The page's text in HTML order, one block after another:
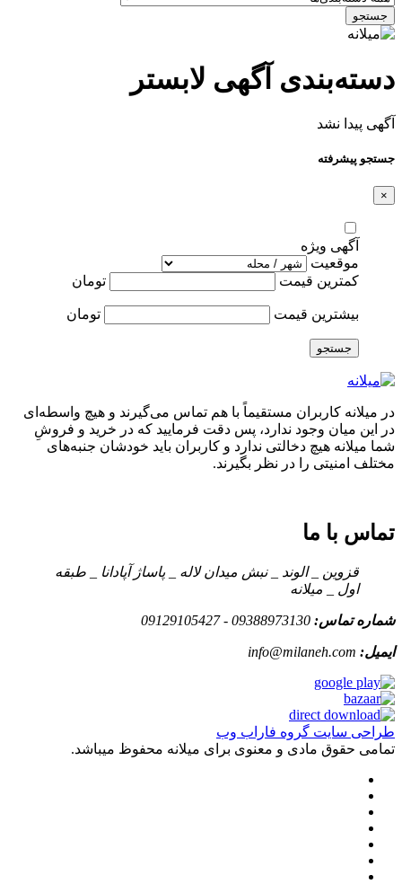
جستجو
دسته‌بندی آگهی لابستر
آگهی پیدا نشد
جستجو پیشرفته
×
آگهی ویژه
موقعیت
کمترین قیمت
تومان
بیشترین قیمت تومان
جستجو
در میلانه کاربران مستقیماً با هم تماس می‌گیرند و هیچ واسطه‌ای
در این میان وجود ندارد، پس دقت فرمایید که در خرید و فروشِ
شما میلانه هیچ دخالتی ندارد و کاربران باید خودشان جنبه‌های
مختلف امنیتی را در نظر بگیرند.
تماس با ما
قزوین _ الوند _ نبش میدان لاله _ پاساژ آپادانا _ طبقه
اول _ میلانه
شماره تماس: 09388973130 - 09129105427
ایمیل: info@milaneh.com
طراحی سایت گروه فاراب وب
تمامی حقوق مادی و معنوی برای میلانه محفوظ میباشد.